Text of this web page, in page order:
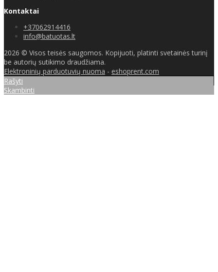
Kontaktai
+37062914416
info@batuotas.lt
2026 © Visos teisės saugomos. Kopijuoti, platinti svetainės turinį
be autorių sutikimo draudžiama.
Elektroninių parduotuvių nuoma - eshoprent.com
Rašyti
Skambinti